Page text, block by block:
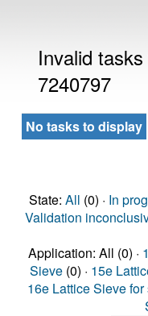
Invalid
7240797
No tasks to display
State: All (0) · In
Validation
Application: All (0) ·
Sieve (0) · 15e
16e Lattice Sieve